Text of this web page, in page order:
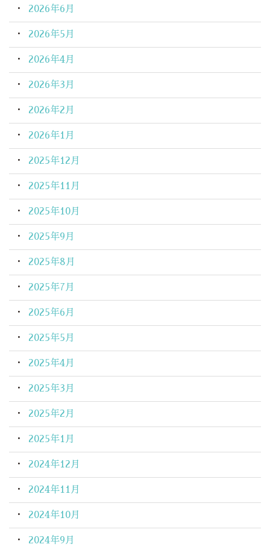
2026年6月
2026年5月
2026年4月
2026年3月
2026年2月
2026年1月
2025年12月
2025年11月
2025年10月
2025年9月
2025年8月
2025年7月
2025年6月
2025年5月
2025年4月
2025年3月
2025年2月
2025年1月
2024年12月
2024年11月
2024年10月
2024年9月